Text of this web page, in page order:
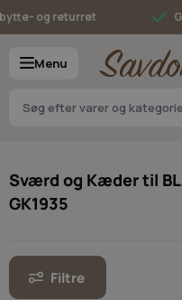
Skip to Content
og returret
Menu
Sværd og Kæder til
GK1935
Filtre